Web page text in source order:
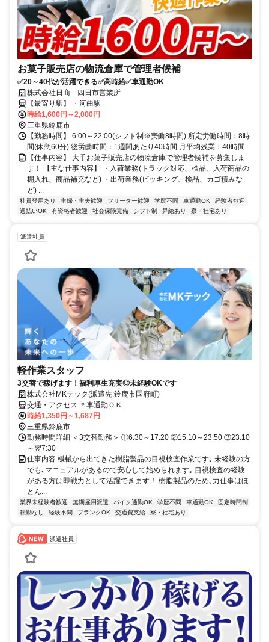
お菓子販売店の物流倉庫で管理者候補
✅20～40代が活躍できる✅高時給✅車通勤OK
株式会社日商 四日市営業所
【最寄り駅】 ・河曲駅
時給1,600円～2,000円
三重県鈴鹿市
【勤務時間】 6:00～22:00(シフト制※実働8時間) 所定労働時間：8時
間(休憩60分) 総労働時間：1週間あたり40時間 月平均残業：40時間
【仕事内容】 大手お菓子販売店の物流倉庫で管理者候補を募集しま
す！ 【主な仕事内容】 ・入荷業務(トラック対応、検品、入荷商品の
棚入れ、商品補充など) ・出荷業務(ピッキング、検品、カゴ積みな
ど) ...
社員登用あり 主婦・主夫歓迎 フリーター歓迎 学歴不問 車通勤OK
経験者歓迎
週払いOK
有資格者歓迎 社会保険完備 シフト制 昇給あり 寮・社宅あり
派遣社員
軽作業スタッフ
3交替で稼げます！福利厚生充実◎未経験OKです
株式会社MKテック(派遣先:鈴鹿市国府町)
交通・アクセス ＊車通勤ＯＫ
時給1,350円～1,687円
三重県鈴鹿市
勤務時間詳細 ＜3交替勤務＞ ①6:30～17:20 ②15:10～23:50 ③23:10
～翌7:30
仕事内容 機械から出てきた樹脂製品の目視検査作業です｡ 未経験の方
でも､マニュアルがあるので安心して始められます｡ 目視検査の経験
がある方は即戦力として活躍できます！ 樹脂製品のため､力仕事はほ
とん...
業界未経験者歓迎 無期雇用派遣 バイク通勤OK 学歴不問 車通勤OK
固定時間制
転勤なし
経験不問 ブランクOK 交通費支給 寮・社宅あり
派遣社員